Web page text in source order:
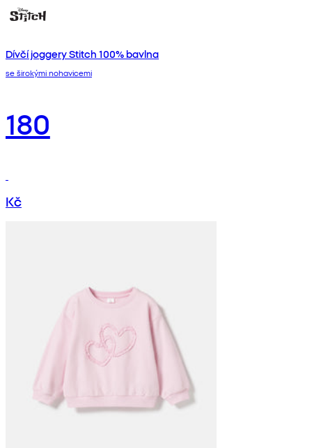
Dívčí joggery Stitch 100% bavlna
se širokými nohavicemi
180
Kč